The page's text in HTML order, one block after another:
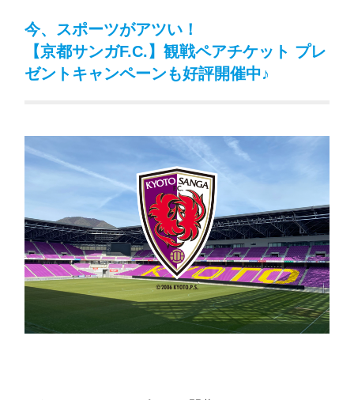
今、スポーツがアツい！
【京都サンガF.C.】観戦ペアチケット プレ
ゼントキャンペーンも好評開催中♪